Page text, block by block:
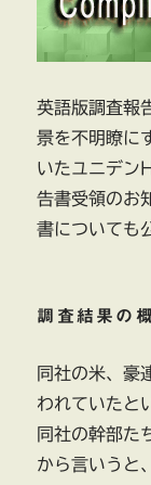
委
員
会
つ
て
に
英語版調査報
景を不明瞭に
いたユニデン
告書受領のお
書についても
調査結果の
同社の米、豪
われていたと
同社の幹部た
から言いうと